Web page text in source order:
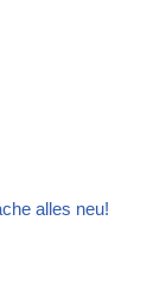
alles neu!